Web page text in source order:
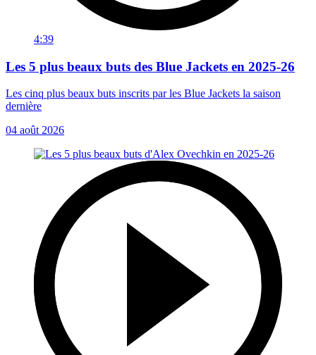
4:39
Les 5 plus beaux buts des Blue Jackets en 2025-26
Les cinq plus beaux buts inscrits par les Blue Jackets la saison
dernière
04 août 2026